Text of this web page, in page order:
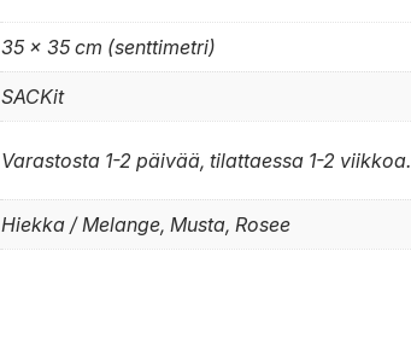
35 × 35 cm (senttimetri)
SACKit
Varastosta 1-2 päivää, tilattaessa 1-2 viikkoa.
Hiekka / Melange, Musta, Rosee